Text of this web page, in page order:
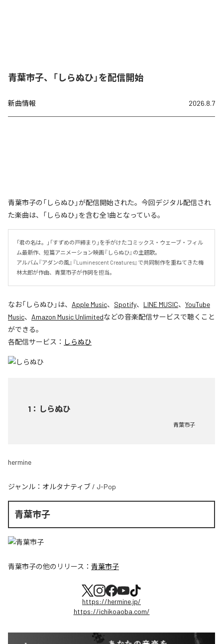
青葉市子、「しらぬひ」を配信開始
新曲情報 2026.8.7
青葉市子の「しらぬひ」が配信開始された。今回デジタル配信され
た楽曲は、「しらぬひ」を含む全1曲となっている。
「君の名は。」「すずめの戸締まり」を手がけたコミックス・ウェーブ・フィル
ム最新作、短篇アニメーション映画『しらぬひ』の主題歌。
アルバム『アダンの風』『Luminescent Creatures』で共同制作を重ねてきた梅
林太郎が作曲、青葉市子が作詞を担当。
なお「しらぬひ 」は、 Apple Music、 Spotify、 LINE MUSIC、 YouTube
Music、 Amazon Music Unlimitedなどの音楽配信サービスで聴くこと
ができる。
各配信サービス： しらぬひ
1 ： しらぬひ
青葉市子
hermine
ジャンル： オルタナティブ / J-Pop
青葉市子
青葉市子の他のリリース： 青葉市子
https://hermine.jp/
https://ichikoaoba.com/